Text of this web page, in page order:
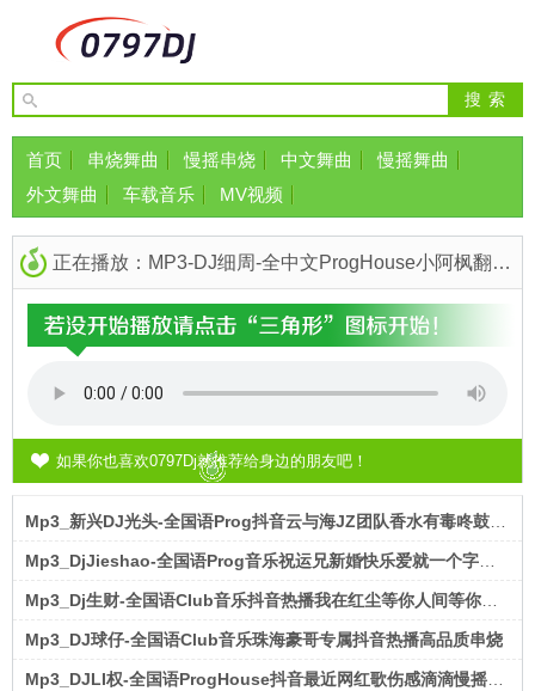
首页 串烧舞曲 慢摇串烧 中文舞曲
慢摇舞曲
外文舞曲
车载音乐 MV视频
正在播放：MP3-DJ细周-全中文ProgHouse小阿枫翻唱元旦之作专辑慢摇串烧歌曲
如果你也喜欢0797Dj就推荐给身边的朋友吧！
Mp3_DJ球仔-全国语Club音乐珠海豪哥专属抖音热播高品质串烧